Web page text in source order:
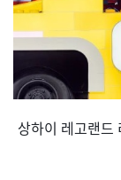
상하이 레고랜드